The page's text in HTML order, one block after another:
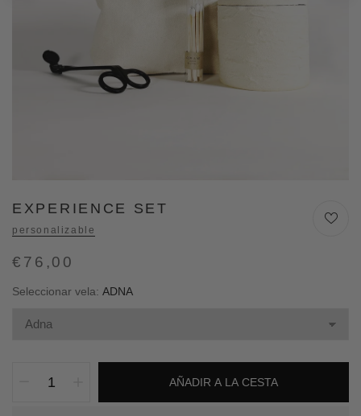
EXPERIENCE SET
personalizable
€76,00
Seleccionar vela: ADNA
AÑADIR A LA CESTA